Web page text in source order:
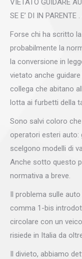
VIETATO GUIDARE
SE E’ DI IN PARENTE
Forse chi ha scritto
probabilmente la
la conversione in
vietato anche
collega che abitano
lotta ai furbetti della
Sono salvi coloro
operatori esteri auto:
scelgono modelli di
Anche sotto questo
normativa a breve.
Il problema sulle
comma 1-bis
circolare con un
risiede in Italia da
Il divieto, abbiamo